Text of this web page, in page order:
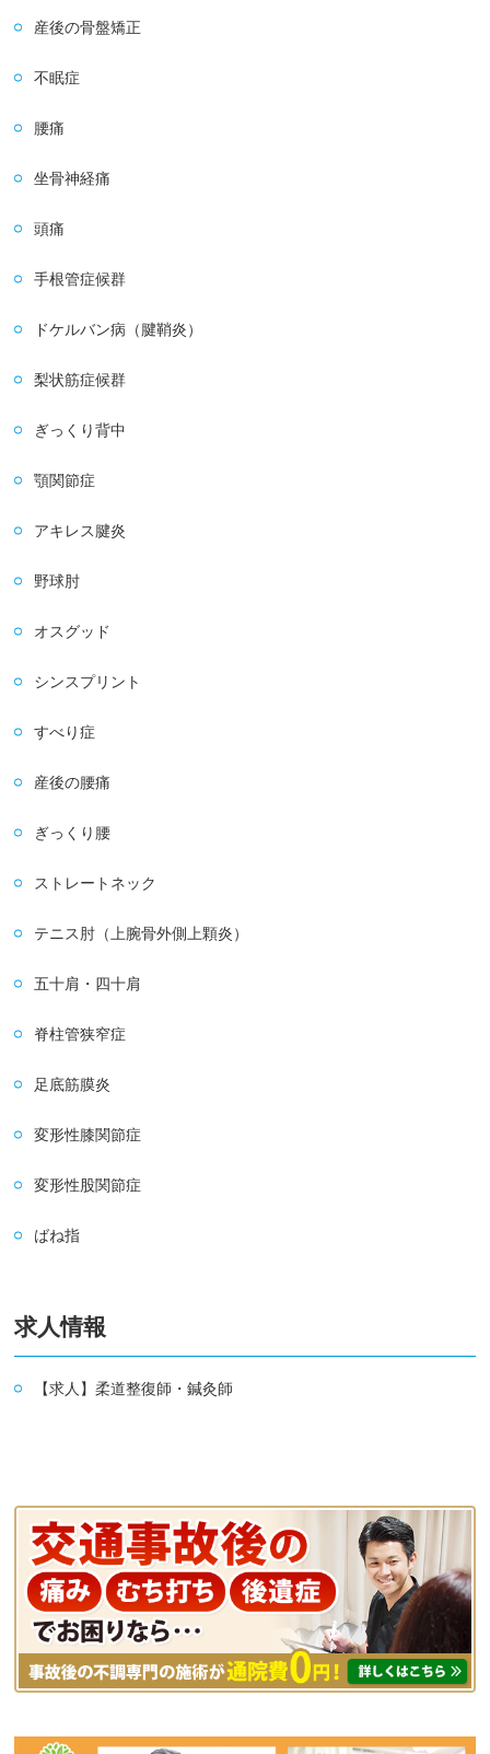
産後の骨盤矯正
不眠症
腰痛
坐骨神経痛
頭痛
手根管症候群
ドケルバン病（腱鞘炎）
梨状筋症候群
ぎっくり背中
顎関節症
アキレス腱炎
野球肘
オスグッド
シンスプリント
すべり症
産後の腰痛
ぎっくり腰
ストレートネック
テニス肘（上腕骨外側上顆炎）
五十肩・四十肩
脊柱管狭窄症
足底筋膜炎
変形性膝関節症
変形性股関節症
ばね指
求人情報
【求人】柔道整復師・鍼灸師